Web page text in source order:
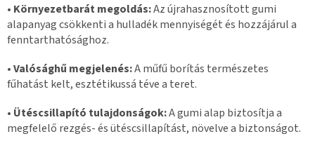
• Környezetbarát megoldás:Az újrahasznosított gumi
alapanyag csökkenti a hulladék mennyiségét és hozzájárul a
fenntarthatósághoz.
•Valósághű megjelenés:A műfű borítás természetes
fűhatást kelt, esztétikussá téve a teret.
• Ütéscsillapító tulajdonságok:A gumi alap biztosítja a
megfelelő rezgés- és ütéscsillapítást, növelve a biztonságot.